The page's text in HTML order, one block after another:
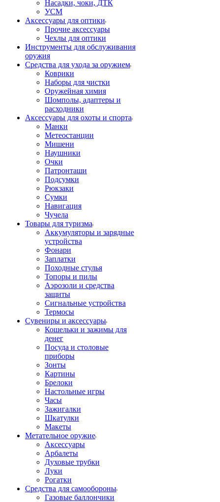
Насадки, чоки, ДТК
УСМ
Аксессуары для оптики
Прочие аксессуары
Чехлы для оптики
Инструменты для обслуживания
оружия
Средства для ухода за оружием
Коврики
Наборы для чистки
Оружейная химия
Шомполы, адаптеры и
расходники
Аксессуары для охоты и спорта
Манки
Метеостанции
Мишени
Наушники
Очки
Патронташи
Подсумки
Рюкзаки
Сумки
Навигация
Чучела
Товары для туризма
Аккумуляторы и зарядные
устройства
Фонари
Заплатки
Походные стулья
Топоры и пилы
Аэрозоли и средства
защиты
Сигнальные устройства
Термосы
Сувениры и аксессуары
Кошельки и зажимы для
денег
Посуда и столовые
приборы
Зонты
Картины
Брелоки
Настольные игры
Часы
Зажигалки
Шкатулки
Макеты
Метательное оружие
Аксессуары
Арбалеты
Духовые трубки
Луки
Рогатки
Средства для самообороны
Газовые баллончики